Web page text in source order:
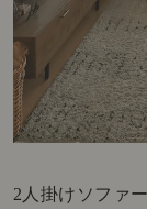
2人掛けソファー